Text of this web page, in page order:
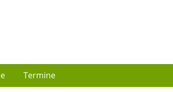
Termine